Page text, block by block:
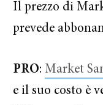
Il prezzo di
prevede
PRO:Market
e il suo costo è